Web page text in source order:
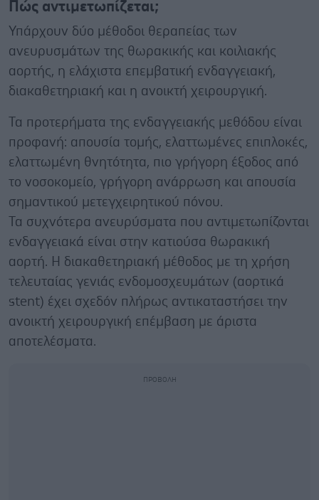
Πώς αντιμετωπίζεται;
Υπάρχουν δύο μέθοδοι θεραπείας των
ανευρυσμάτων της θωρακικής και κοιλιακής
αορτής, η ελάχιστα επεμβατική ενδαγγειακή,
διακαθετηριακή και η ανοικτή χειρουργική.
Τα προτερήματα της ενδαγγειακής μεθόδου είναι
προφανή: απουσία τομής, ελαττωμένες επιπλοκές,
ελαττωμένη θνητότητα, πιο γρήγορη έξοδος από
το νοσοκομείο, γρήγορη ανάρρωση και απουσία
σημαντικού μετεγχειρητικού πόνου.
Τα συχνότερα ανευρύσματα που αντιμετωπίζονται
ενδαγγειακά είναι στην κατιούσα θωρακική
αορτή. Η διακαθετηριακή μέθοδος με τη χρήση
τελευταίας γενιάς ενδομοσχευμάτων (αορτικά
stent) έχει σχεδόν πλήρως αντικαταστήσει την
ανοικτή χειρουργική επέμβαση με άριστα
αποτελέσματα.